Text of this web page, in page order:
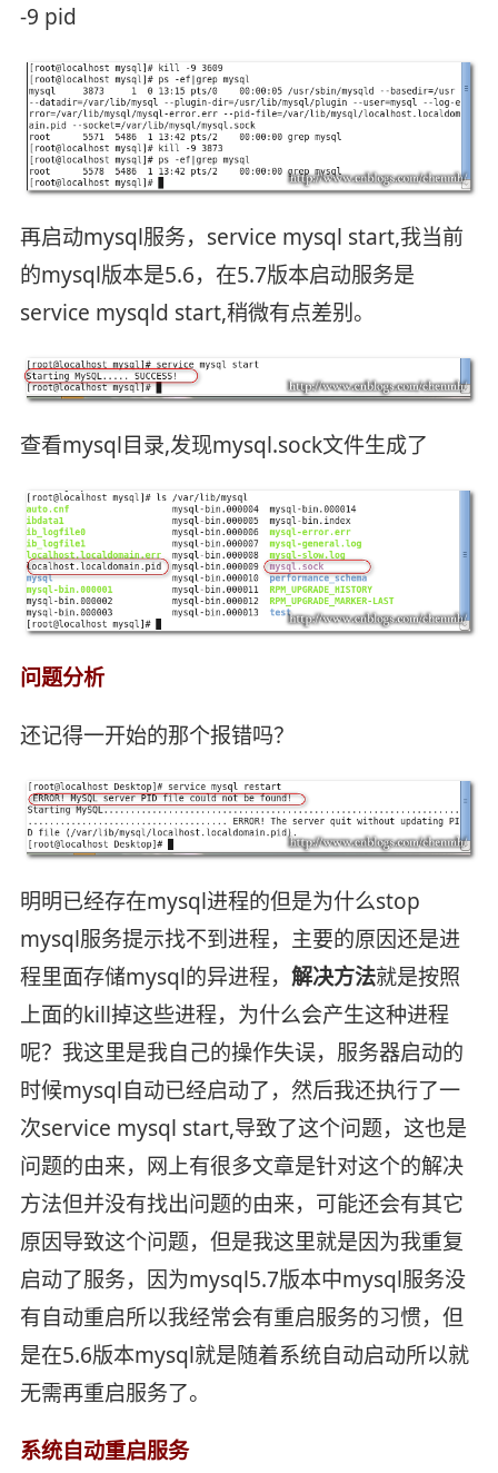
-9 pid
再启动mysql服务，service mysql start,我当前
的mysql版本是5.6，在5.7版本启动服务是
service mysqld start,稍微有点差别。
查看mysql目录,发现mysql.sock文件生成了
问题分析
还记得一开始的那个报错吗？
明明已经存在mysql进程的但是为什么stop
mysql服务提示找不到进程，主要的原因还是进
程里面存储mysql的异进程， 解决方法就是按照
上面的kill掉这些进程，为什么会产生这种进程
呢？我这里是我自己的操作失误，服务器启动的
时候mysql自动已经启动了，然后我还执行了一
次service mysql start,导致了这个问题，这也是
问题的由来，网上有很多文章是针对这个的解决
方法但并没有找出问题的由来，可能还会有其它
原因导致这个问题，但是我这里就是因为我重复
启动了服务，因为mysql5.7版本中mysql服务没
有自动重启所以我经常会有重启服务的习惯，但
是在5.6版本mysql就是随着系统自动启动所以就
无需再重启服务了。
系统自动重启服务